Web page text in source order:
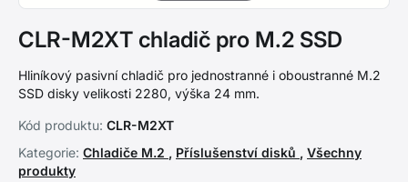
CLR-M2XT chladič pro M.2 SSD
Hliníkový pasivní chladič pro jednostranné i oboustranné M.2
SSD disky velikosti 2280, výška 24 mm.
Kód produktu: CLR-M2XT
Kategorie: Chladiče M.2 , Příslušenství disků , Všechny
produkty